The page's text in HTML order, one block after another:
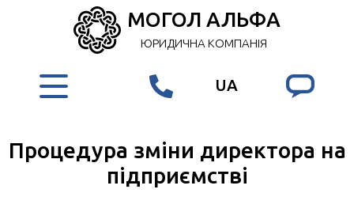
МОГОЛ АЛЬФА
ЮРИДИЧНА КОМПАНІЯ
UA
Процедура зміни директора на
підприємстві